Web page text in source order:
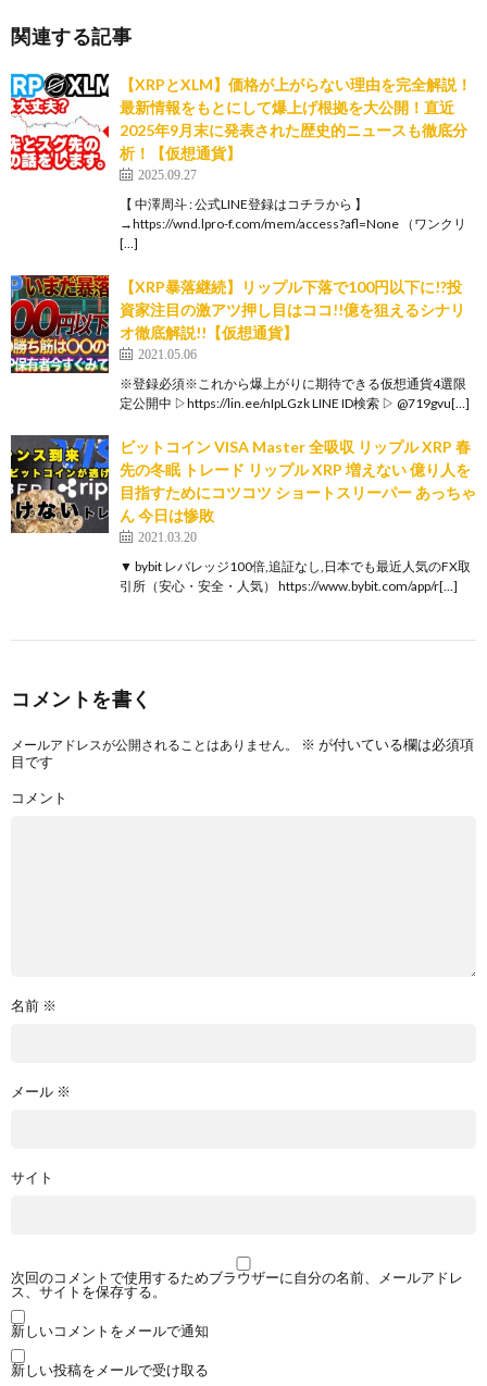
関連する記事
【XRPとXLM】価格が上がらない理由を完全解説！
最新情報をもとにして爆上げ根拠を大公開！直近
2025年9月末に発表された歴史的ニュースも徹底分
析！【仮想通貨】
2025.09.27
【 中澤周斗 : 公式LINE登録はコチラから 】
→https://wnd.lpro-f.com/mem/access?afl=None （ワンクリ
[…]
【XRP暴落継続】リップル下落で100円以下に!?投
資家注目の激アツ押し目はココ!!億を狙えるシナリ
オ徹底解説!!【仮想通貨】
2021.05.06
※登録必須※これから爆上がりに期待できる仮想通貨4選限
定公開中 ▷https://lin.ee/nIpLGzk LINE ID検索 ▷ @719gvu[…]
ビットコイン VISA Master 全吸収 リップル XRP 春
先の冬眠 トレード リップル XRP 増えない 億り人を
目指すためにコツコツ ショートスリーパー あっちゃ
ん 今日は惨敗
2021.03.20
▼ bybit レバレッジ100倍,追証なし,日本でも最近人気のFX取
引所（安心・安全・人気） https://www.bybit.com/app/r[…]
コメントを書く
メールアドレスが公開されることはありません。 ※ が付いている欄は必須項
目です
コメント
名前 ※
メール ※
サイト
次回のコメントで使用するためブラウザーに自分の名前、メールアドレ
ス、サイトを保存する。
新しいコメントをメールで通知
新しい投稿をメールで受け取る